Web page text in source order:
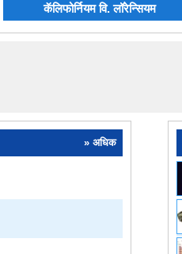
कॅलिफोर्नियम वि. लॉरेन्सियम
» अधिक